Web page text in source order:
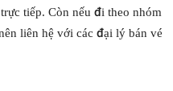
tiếp. Còn nếu đi theo nhóm
liên hệ với các đại lý bán vé